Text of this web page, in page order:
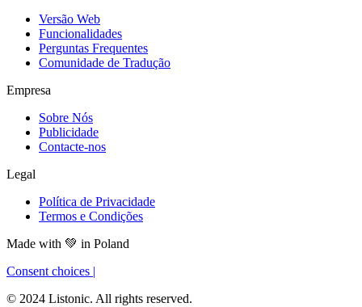
Versão Web
Funcionalidades
Perguntas Frequentes
Comunidade de Tradução
Empresa
Sobre Nós
Publicidade
Contacte-nos
Legal
Política de Privacidade
Termos e Condições
Made with 💚 in Poland
Consent choices |
© 2024 Listonic. All rights reserved.